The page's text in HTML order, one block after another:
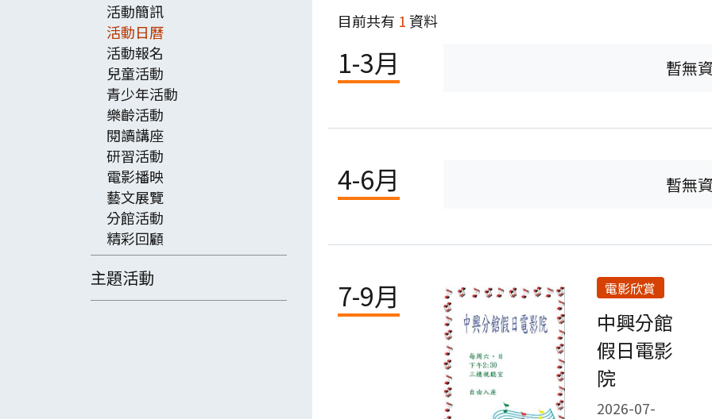
活動簡訊
活動日曆
活動報名
兒童活動
青少年活動
樂齡活動
閱讀講座
研習活動
電影播映
藝文展覽
分館活動
精彩回顧
主題活動
目前共有 1資料
1-3月 暫無
4-6月 暫無
7-9月 電影欣賞
中興分館
假日電影
院
2026-07-